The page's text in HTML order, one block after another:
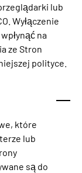
lub
Wyłączenie
na
ze Stron
polityce.
które
lub
są do